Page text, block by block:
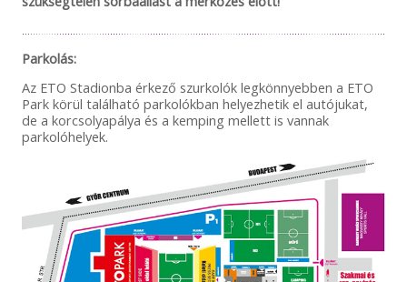
Parkolás:
Az ETO Stadionba érkező szurkolók legkönnyebben a ETO
Park körül található parkolókban helyezhetik el autójukat,
de a korcsolyapálya és a kemping mellett is vannak
parkolóhelyek.